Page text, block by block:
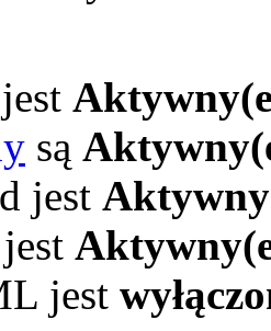
jest
są
jest
jest
jest